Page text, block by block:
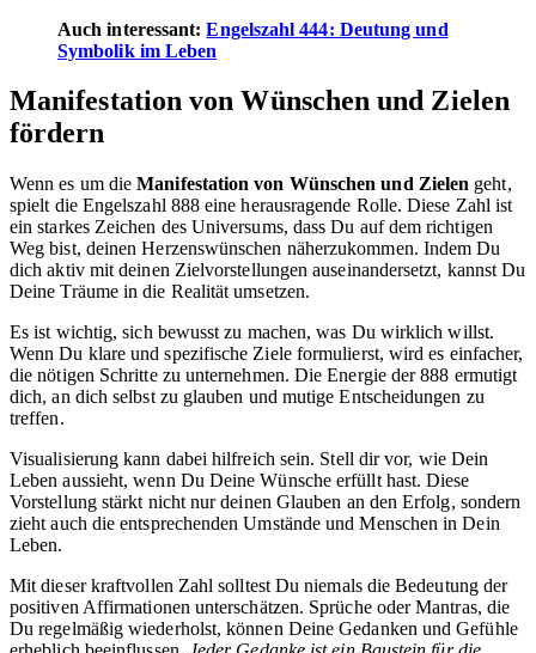
Auch interessant:Engelszahl 444: Deutung und
Symbolik im Leben
Manifestation von Wünschen und Zielen
fördern
Wenn es um dieManifestation von Wünschen und Zielen geht,
spielt die Engelszahl 888 eine herausragende Rolle. Diese Zahl ist
ein starkes Zeichen des Universums, dass Du auf dem richtigen
Weg bist, deinen Herzenswünschen näherzukommen. Indem Du
dich aktiv mit deinen Zielvorstellungen auseinandersetzt, kannst Du
Deine Träume in die Realität umsetzen.
Es ist wichtig, sich bewusst zu machen, was Du wirklich willst.
Wenn Du klare und spezifische Ziele formulierst, wird es einfacher,
die nötigen Schritte zu unternehmen. Die Energie der 888 ermutigt
dich, an dich selbst zu glauben und mutige Entscheidungen zu
treffen.
Visualisierung kann dabei hilfreich sein. Stell dir vor, wie Dein
Leben aussieht, wenn Du Deine Wünsche erfüllt hast. Diese
Vorstellung stärkt nicht nur deinen Glauben an den Erfolg, sondern
zieht auch die entsprechenden Umstände und Menschen in Dein
Leben.
Mit dieser kraftvollen Zahl solltest Du niemals die Bedeutung der
positiven Affirmationen unterschätzen. Sprüche oder Mantras, die
Du regelmäßig wiederholst, können Deine Gedanken und Gefühle